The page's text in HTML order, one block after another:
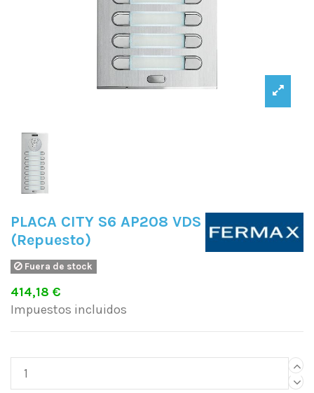
PLACA CITY S6 AP208 VDS
(Repuesto)
Fuera de stock
414,18 €
Impuestos incluidos